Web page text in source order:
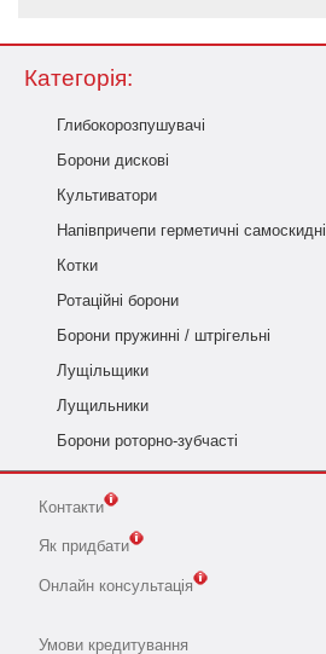
Категорія:
Глибокорозпушувачі
Борони дискові
Культиватори
Напівпричепи герметичні самоскидні
Котки
Ротаційні борони
Борони пружинні / штрігельні
Лущільщики
Лущильники
Борони роторно-зубчасті
Контакти
Як придбати
Онлайн консультація
Умови кредитування